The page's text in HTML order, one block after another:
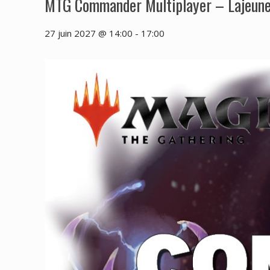
MTG Commander Multiplayer –
27 juin 2027 @ 14:00 - 17:00